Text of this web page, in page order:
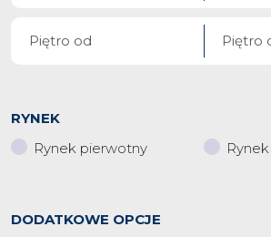
RYNEK
Rynek pierwotny
DODATKOWE OPCJE